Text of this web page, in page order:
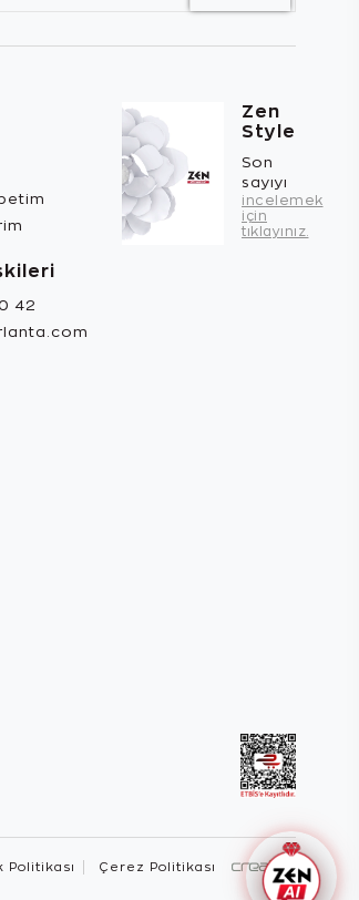
42
Zen
Style
Son
sayıyı
incelemek
için
tıklayınız.
Politikası Çerez Politikası